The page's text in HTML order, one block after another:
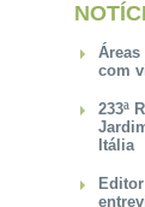
Áreas
com
233ª
Itália